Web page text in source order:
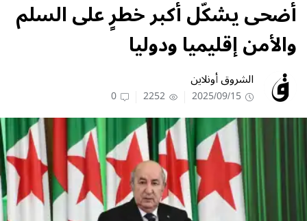
أضحى يشكّل أكبر خطرٍ على السلم
والأمن إقليميا ودوليا
الشروق أونلاين
2025/09/15
2252
0